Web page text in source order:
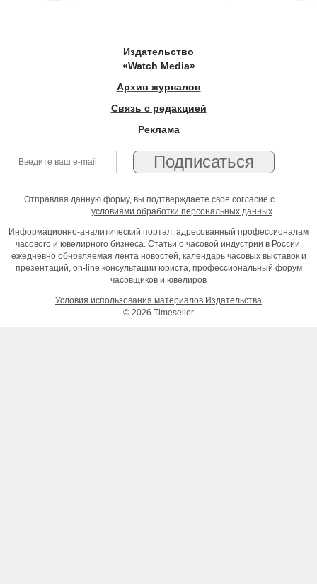
Издательство
«Watch Media»
Архив журналов
Связь с редакцией
Реклама
Отправляя данную форму, вы подтверждаете свое согласие с
условиями обработки персональных данных.
Информационно-аналитический портал, адресованный профессионалам
часового и ювелирного бизнеса. Статьи о часовой индустрии в России,
ежедневно обновляемая лента новостей, календарь часовых выставок и
презентаций, on-line консультации юриста, профессиональный форум
часовщиков и ювелиров
Условия использования материалов Издательства
© 2026 Timeseller